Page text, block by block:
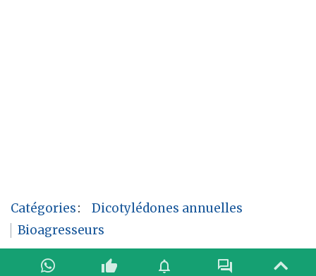
Catégories:
Dicotylédones annuelles
Bioagresseurs
thumb_up notifications forum